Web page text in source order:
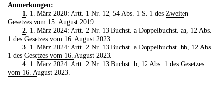
Anmerkungen:
1
. 1. März 2020: Artt. 1 Nr. 12, 54 Abs. 1 S. 1 des Zweiten
Gesetzes vom 15. August 2019
2. 1. März 2024: Artt. 2 Nr. 13 Buchst. a Doppelbuchst. aa, 12 Abs.
1 des Gesetzes vom 16. August 2023
3. 1. März 2024: Artt. 2 Nr. 13 Buchst. a Doppelbuchst. bb, 12 Abs.
1 des Gesetzes vom 16. August 2023
4. 1. März 2024: Artt. 2 Nr. 13 Buchst. b, 12 Abs. 1 des Gesetzes
vom 16. August 2023